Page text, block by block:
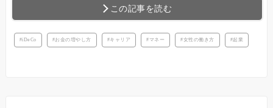
この記事を読む
iDeCo お金の増やし方 キャリア マネー 女性の働き方 起業